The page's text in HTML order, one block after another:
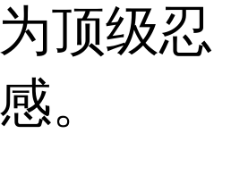
顶级忍
。